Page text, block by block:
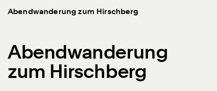
Schweizerischer Werkbund
Abendwanderung zum Hirschberg
Abendwanderung
zum Hirschberg